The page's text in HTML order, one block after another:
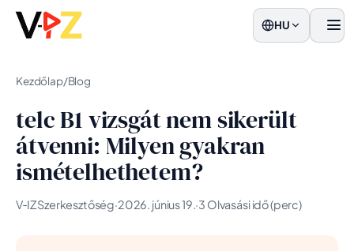
HU
Kezdőlap/Blog
telc B1 vizsgát nem sikerült
átvenni: Milyen gyakran
ismételhethetem?
V‑IZ Szerkesztőség·2026. június 19.·3 Olvasási idő (perc)